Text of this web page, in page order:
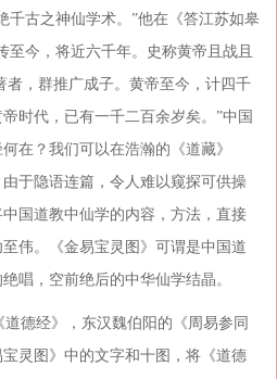
千古之神仙学术。”他在《答江苏如皋
至今，将近六千年。史称黄帝且战且
者，群推广成子。黄帝至今，计四千
时代，已有一千二百余岁矣。”中国
在？我们可以在浩瀚的《道藏》
于隐语连篇，令人难以窥探可供操
国道教中仙学的内容，方法，直接
伟。《金易宝灵图》可谓是中国道
唱， 空前绝后的中华仙学结晶。
德经》，东汉魏伯阳的《周易参同
灵图》中的文字和十图，将《道德